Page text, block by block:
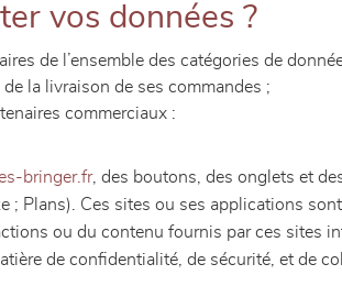
vos données ?
de l’ensemble des catégories de
la livraison de ses commandes ;
commerciaux :
bringer.fr, des boutons, des onglets et
Plans). Ces sites ou ses applications
ou du contenu fournis par ces sites
de confidentialité, de sécurité, et de